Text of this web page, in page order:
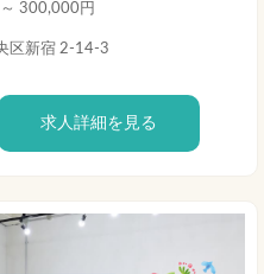
300,000円
区新宿 2-14-3
求人詳細を見る